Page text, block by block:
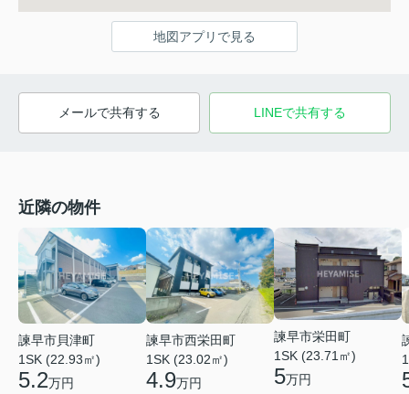
地図アプリで見る
メールで共有する LINEで共有する
近隣の物件
諫早市貝津町
1SK (22.93㎡)
5.2万円
諫早市西栄田町
1SK (23.02㎡)
4.9万円
諫早市栄田町
1SK (23.71㎡)
5万円